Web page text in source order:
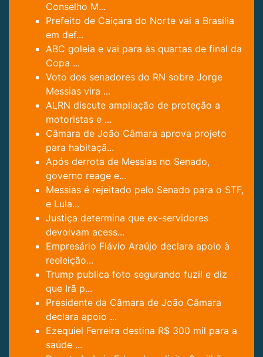
Conselho M...
Prefeito de Caiçara do Norte vai a Brasília
em def...
ABC goleia e vai para às quartas de final da
Copa ...
Voto dos senadores do RN sobre Jorge
Messias vira ...
ALRN discute ampliação de proteção a
motoristas e ...
Câmara de João Câmara aprova projeto
para habitaçã...
Após derrota de Messias no Senado,
governo reage e...
Messias é rejeitado pelo Senado para o STF,
e Lula...
Justiça determina que ex-servidores
devolvam acess...
Empresário Flávio Araújo declara apoio à
reeleição...
Trump publica foto segurando fuzil e diz
que Irã p...
Presidente da Câmara de João Câmara
declara apoio ...
Ezequiel Ferreira destina R$ 300 mil para a
saúde ...